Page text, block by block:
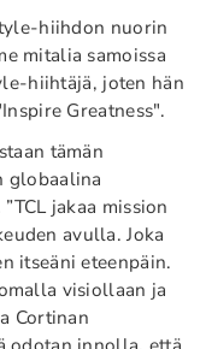
hiihdon nuorin
mitalia samoissa
hiihtäjä, joten hän
Greatness".
tämän
globaalina
jakaa mission
avulla. Joka
itseäni eteenpäin.
visiollaan ja
Cortinan